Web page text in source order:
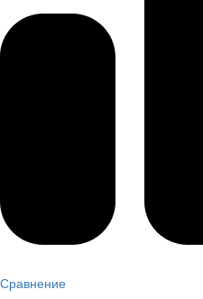
Сравнение